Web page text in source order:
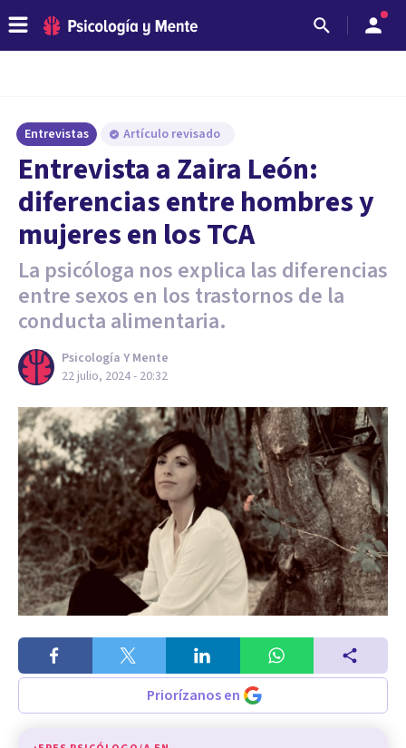
Entrevistas Artículo revisado
Entrevista a Zaira León:
diferencias entre hombres y
mujeres en los TCA
La psicóloga nos explica las diferencias
entre sexos en los trastornos de la
conducta alimentaria.
Psicología Y Mente
22 julio, 2024 - 20:32
Priorízanos en